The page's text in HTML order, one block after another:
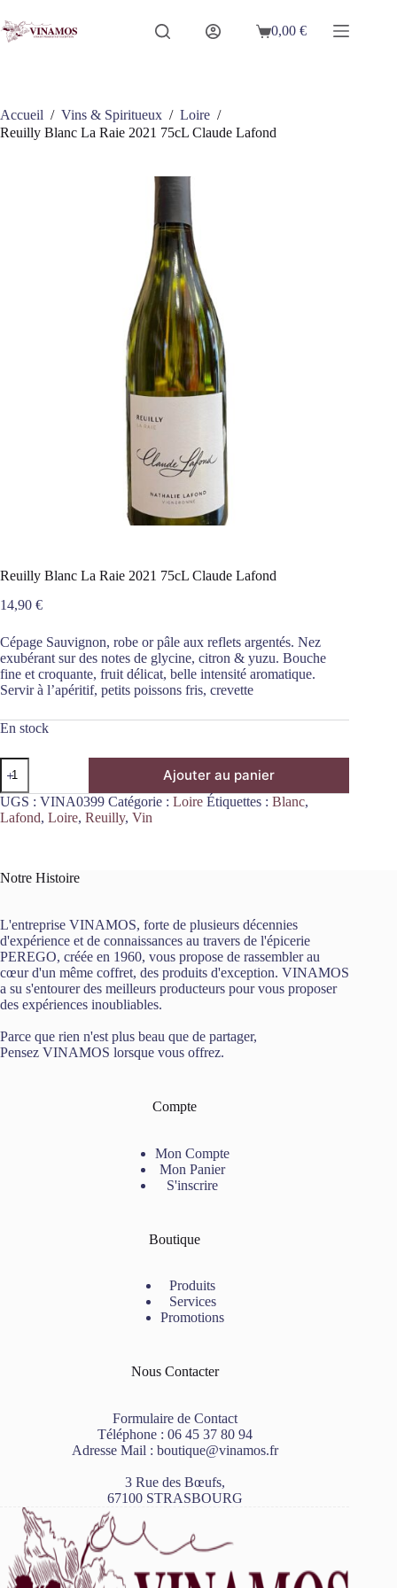
au
contenu
Panier
0,00€
Accueil / Vins & Spiritueux / Loire /
Reuilly Blanc La Raie 2021 75cL Claude Lafond
Reuilly Blanc La Raie 2021 75cL Claude Lafond
14,90 €
Cépage Sauvignon, robe or pâle aux reflets argentés. Nez
exubérant sur des notes de glycine, citron & yuzu. Bouche
fine et croquante, fruit délicat, belle intensité aromatique.
Servir à l’apéritif, petits poissons fris, crevette
En stock
quantité
de
Reuilly
Blanc
La
Claude
Ajouter au panier
UGS : VINA0399 Catégorie : Loire Étiquettes : Blanc,
Lafond, Loire, Reuilly, Vin
Notre Histoire
L'entreprise VINAMOS, forte de plusieurs décennies
d'expérience et de connaissances au travers de l'épicerie
PEREGO, créée en 1960, vous propose de rassembler au
cœur d'un même coffret, des produits d'exception. VINAMOS
a su s'entourer des meilleurs producteurs pour vous proposer
des expériences inoubliables.
Parce que rien n'est plus beau que de partager,
Pensez VINAMOS lorsque vous offrez.
Compte
Mon Compte
Mon Panier
S'inscrire
Boutique
Produits
Services
Promotions
Nous Contacter
Formulaire de Contact
Téléphone : 06 45 37 80 94
Adresse Mail : boutique@vinamos.fr
3 Rue des Bœufs,
67100 STRASBOURG